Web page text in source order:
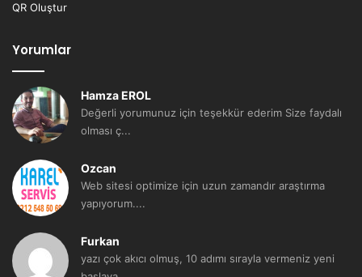
QR Oluştur
Yorumlar
Hamza EROL
Değerli yorumunuz için teşekkür ederim Size faydalı
olması ç...
Ozcan
Web sitesi optimize için uzun zamandır araştırma
yapıyorum....
Furkan
yazı çok akıcı olmuş, 10 adımı sırayla vermeniz yeni